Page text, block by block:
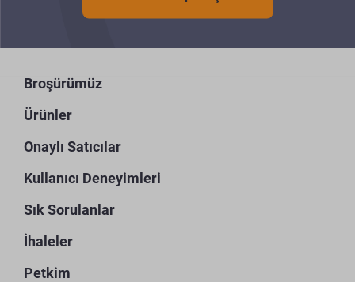
Broşürümüz
Ürünler
Onaylı Satıcılar
Kullanıcı Deneyimleri
Sık Sorulanlar
İhaleler
Petkim